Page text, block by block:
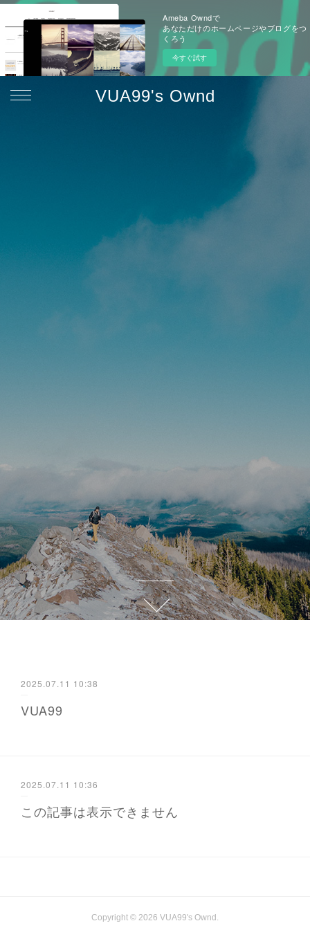
Ameba Owndで
あなただけのホームページやブログをつ
くろう
今すぐ試す
VUA99's Ownd
2025.07.11 10:38
VUA99
2025.07.11 10:36
この記事は表示できません
Copyright © 2026 VUA99's Ownd .